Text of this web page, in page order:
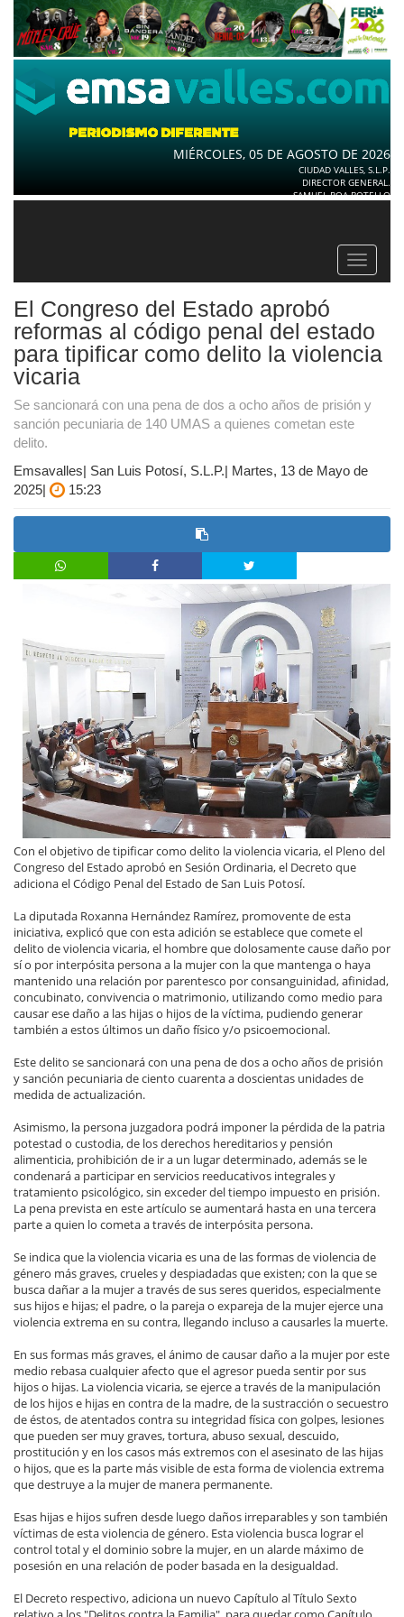
MIÉRCOLES, 05 DE AGOSTO DE 2026
CIUDAD VALLES, S.L.P.
DIRECTOR GENERAL.
SAMUEL ROA BOTELLO
Toggle
El Congreso del Estado aprobó
reformas al código penal del estado
para tipificar como delito la violencia
vicaria
Se sancionará con una pena de dos a ocho años de prisión y
sanción pecuniaria de 140 UMAS a quienes cometan este
delito.
Emsavalles| San Luis Potosí, S.L.P.| Martes, 13 de Mayo de
2025|
15:23
Con el objetivo de tipificar como delito la violencia vicaria, el Pleno del
Congreso del Estado aprobó en Sesión Ordinaria, el Decreto que
adiciona el Código Penal del Estado de San Luis Potosí.
La diputada Roxanna Hernández Ramírez, promovente de esta
iniciativa, explicó que con esta adición se establece que comete el
delito de violencia vicaria, el hombre que dolosamente cause daño por
sí o por interpósita persona a la mujer con la que mantenga o haya
mantenido una relación por parentesco por consanguinidad, afinidad,
concubinato, convivencia o matrimonio, utilizando como medio para
causar ese daño a las hijas o hijos de la víctima, pudiendo generar
también a estos últimos un daño físico y/o psicoemocional.
Este delito se sancionará con una pena de dos a ocho años de prisión
y sanción pecuniaria de ciento cuarenta a doscientas unidades de
medida de actualización.
Asimismo, la persona juzgadora podrá imponer la pérdida de la patria
potestad o custodia, de los derechos hereditarios y pensión
alimenticia, prohibición de ir a un lugar determinado, además se le
condenará a participar en servicios reeducativos integrales y
tratamiento psicológico, sin exceder del tiempo impuesto en prisión.
La pena prevista en este artículo se aumentará hasta en una tercera
parte a quien lo cometa a través de interpósita persona.
Se indica que la violencia vicaria es una de las formas de violencia de
género más graves, crueles y despiadadas que existen; con la que se
busca dañar a la mujer a través de sus seres queridos, especialmente
sus hijos e hijas; el padre, o la pareja o expareja de la mujer ejerce una
violencia extrema en su contra, llegando incluso a causarles la muerte.
En sus formas más graves, el ánimo de causar daño a la mujer por este
medio rebasa cualquier afecto que el agresor pueda sentir por sus
hijos o hijas. La violencia vicaria, se ejerce a través de la manipulación
de los hijos e hijas en contra de la madre, de la sustracción o secuestro
de éstos, de atentados contra su integridad física con golpes, lesiones
que pueden ser muy graves, tortura, abuso sexual, descuido,
prostitución y en los casos más extremos con el asesinato de las hijas
o hijos, que es la parte más visible de esta forma de violencia extrema
que destruye a la mujer de manera permanente.
Esas hijas e hijos sufren desde luego daños irreparables y son también
víctimas de esta violencia de género. Esta violencia busca lograr el
control total y el dominio sobre la mujer, en un alarde máximo de
posesión en una relación de poder basada en la desigualdad.
El Decreto respectivo, adiciona un nuevo Capítulo al Título Sexto